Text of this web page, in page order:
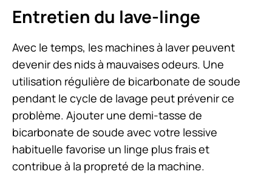
Entretien du lave-linge
Avec le temps, les machines à laver peuvent
devenir des nids à mauvaises odeurs. Une
utilisation régulière de bicarbonate de soude
pendant le cycle de lavage peut prévenir ce
problème. Ajouter une demi-tasse de
bicarbonate de soude avec votre lessive
habituelle favorise un linge plus frais et
contribue à la propreté de la machine.